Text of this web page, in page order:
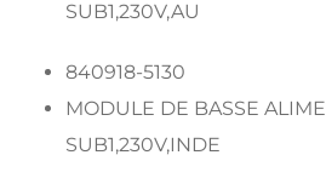
SUB1,230V,AU
840918-5130
MODULE DE BASSE
SUB1,230V,INDE